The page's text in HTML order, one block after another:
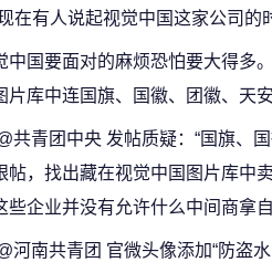
在有人说起视觉中国这家公司
中国要面对的麻烦恐怕要大得多
片库中连国旗、国徽、团徽、天
共青团中央 发帖质疑：“国旗、
帖，找出藏在视觉中国图片库中
些企业并没有允许什么中间商拿
河南共青团 官微头像添加“防盗